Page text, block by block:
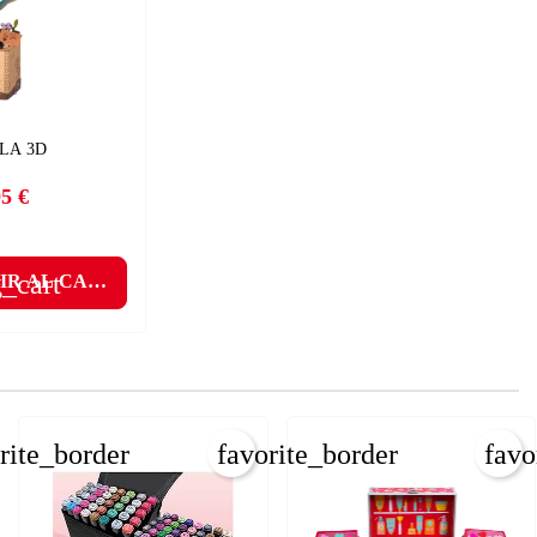
3D
€
AL CARRITO
favorite_border
×
×